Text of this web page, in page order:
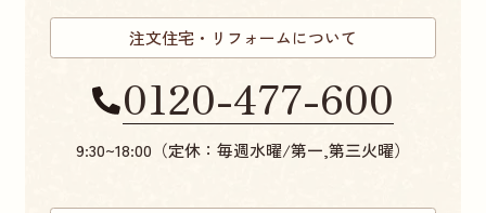
注文住宅・リフォームについて
0120-477-600
9:30~18:00（定休：毎週水曜/第一,第三火曜）